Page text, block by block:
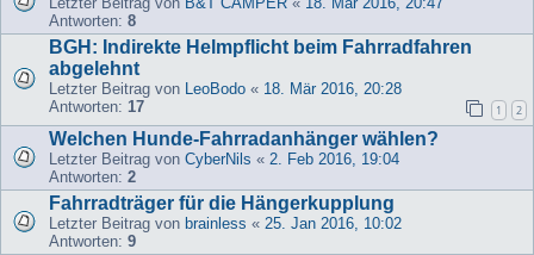
Antworten: 8
BGH: Indirekte Helmpflicht beim Fahrradfahren
abgelehnt
Letzter Beitrag von LeoBodo « 18. Mär 2016, 20:28
Antworten: 17 1 2
Welchen Hunde-Fahrradanhänger wählen?
Letzter Beitrag von CyberNils « 2. Feb 2016, 19:04
Antworten: 2
Fahrradträger für die Hängerkupplung
Letzter Beitrag von brainless « 25. Jan 2016, 10:02
Antworten: 9